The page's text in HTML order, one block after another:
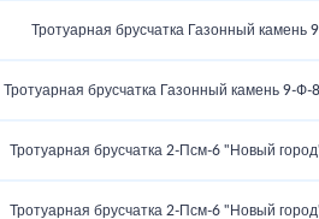
Тротуарная брусчатка Газонный камень
Тротуарная брусчатка Газонный камень
Тротуарная брусчатка 2‑Псм‑6 "Новый
Тротуарная брусчатка 2‑Псм‑6 "Новый